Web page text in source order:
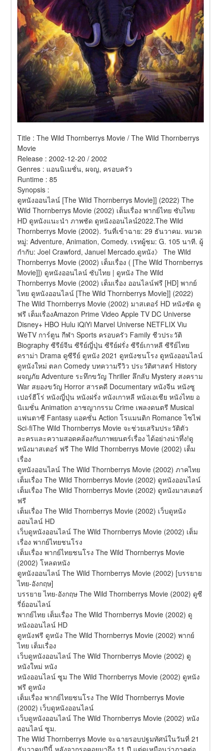
Title : The Wild Thornberrys Movie / The Wild Thornberrys
Movie
Release : 2002-12-20 / 2002
Genres : แอนนิเมชั่น, ผจญ, ครอบครัว
Runtime : 85
Synopsis :
ดูหนังออนไลน์ [The Wild Thornberrys Movie]] (2022) The
Wild Thornberrys Movie (2002) เต็มเรื่อง พากย์ไทย ซับไทย
HD ดูหนังแนะนำ ภาพชัด ดูหนังออนไลน์2022.The Wild
Thornberrys Movie (2002). วันที่เข้าฉาย: 29 ธันวาคม. หมวด
หมู่: Adventure, Animation, Comedy. เรทผู้ชม: G. 105 นาที. ผู้
กำกับ: Joel Crawford, Januel Mercado.ดูหนัง》 The Wild
Thornberrys Movie (2002) เต็มเรื่อง ( [The Wild Thornberrys
Movie]]) ดูหนังออนไลน์ ซับไทย | ดูหนัง The Wild
Thornberrys Movie (2002) เต็มเรื่อง ออนไลน์ฟรี [HD] พากย์
ไทย ดูหนังออนไลน์ [The Wild Thornberrys Movie]] (2022)
The Wild Thornberrys Movie (2002) มาสเตอร์ HD หนังชัด ดู
ฟรี เต็มเรื่องAmazon Prime Video Apple TV DC Universe
Disney+ HBO Hulu iQiYi Marvel Universe NETFLIX Viu
WeTV การ์ตูน กีฬา Sports ครอบครัว Family ชีวประวัติ
Biography ซีรีย์จีน ซีรีย์ญี่ปุ่น ซีรีย์ฝรั่ง ซีรีย์เกาหลี ซีรีย์ไทย
ดราม่า Drama ดูซีรีย์ ดูหนัง 2021 ดูหนังชนโรง ดูหนังออนไลน์
ดูหนังใหม่ ตลก Comedy บทความรีวิว ประวัติศาสตร์ History
ผจญภัย Adventure ระทึกขวัญ Thriller ลึกลับ Mystery สงคราม
War สยองขวัญ Horror สารคดี Documentary หนังจีน หนังซู
เปอร์ฮีโร่ หนังญี่ปุ่น หนังฝรั่ง หนังเกาหลี หนังเอเชีย หนังไทย อ
นิเมชั่น Animation อาชญากรรม Crime เพลงดนตรี Musical
แฟนตาซี Fantasy แอคชั่น Action โรแมนติก Romance ไซไฟ
Sci-fiThe Wild Thornberrys Movie จะช่วยเสริมประวัติตัว
ละครและความสอดคล้องกับภาพยนตร์เรื่อง ได้อย่างน่าทึ่ง!ดู
หนังมาสเตอร์ ฟรี The Wild Thornberrys Movie (2002) เต็ม
เรื่อง
ดูหนังออนไลน์ The Wild Thornberrys Movie (2002) ภาคไทย
เต็มเรื่อง The Wild Thornberrys Movie (2002) ดูหนังออนไลน์
เต็มเรื่อง The Wild Thornberrys Movie (2002) ดูหนังมาสเตอร์
ฟรี
เต็มเรื่อง The Wild Thornberrys Movie (2002) เว็บดูหนัง
ออนไลน์ HD
เว็บดูหนังออนไลน์ The Wild Thornberrys Movie (2002) เต็ม
เรื่อง พากย์ไทยชนโรง
เต็มเรื่อง พากย์ไทยชนโรง The Wild Thornberrys Movie
(2002) โหลดหนัง
ดูหนังออนไลน์ The Wild Thornberrys Movie (2002) [บรรยาย
ไทย-อังกฤษ]
บรรยาย ไทย-อังกฤษ The Wild Thornberrys Movie (2002) ดูซี
รี่ย์ออนไลน์
พากย์ไทย เต็มเรื่อง The Wild Thornberrys Movie (2002) ดู
หนังออนไลน์ HD
ดูหนังฟรี ดูหนัง The Wild Thornberrys Movie (2002) พากย์
ไทย เต็มเรื่อง
เว็บดูหนังออนไลน์ The Wild Thornberrys Movie (2002) ดู
หนังใหม่ หนัง
หนังออนไลน์ ซูม The Wild Thornberrys Movie (2002) ดูหนัง
ฟรี ดูหนัง
เต็มเรื่อง พากย์ไทยชนโรง The Wild Thornberrys Movie
(2002) เว็บดูหนังออนไลน์
เว็บดูหนังออนไลน์ The Wild Thornberrys Movie (2002) หนัง
ออนไลน์ ซูม.
The Wild Thornberrys Movie จะฉายรอบปฐมทัศน์ในวันที่ 21
ธันวาคมปีนี้ หลังจากรอคอยมาถึง 11 ปี แต่ดูเหมือนว่าภาคต่อ